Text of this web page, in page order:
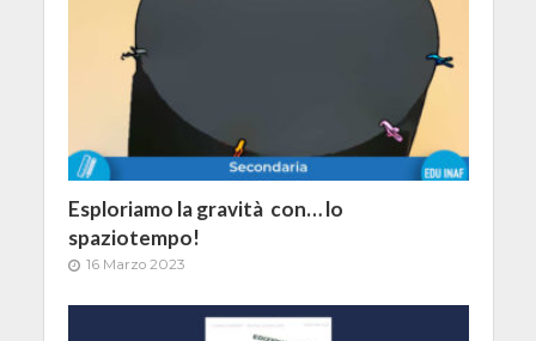
Esploriamo la gravità con… lo
spaziotempo!
16 Marzo 2023